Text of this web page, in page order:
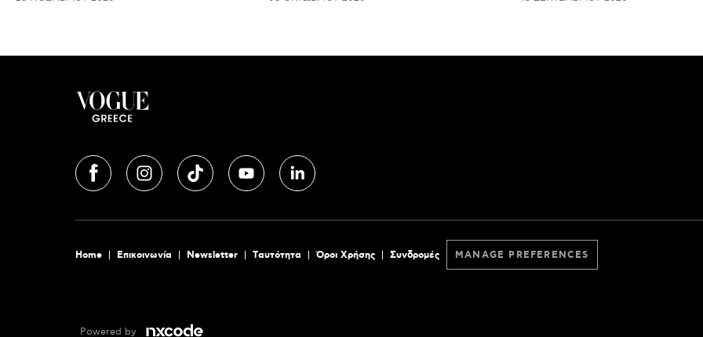
Home Επικοινωνία Newsletter Tαυτότητα Όροι Χρήσης Συνδρομές MANAGE PREFERENCES
Powered by